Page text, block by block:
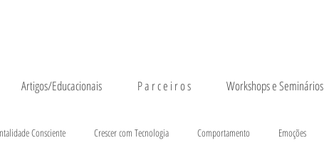
Artigos/Educacionais P a r c e i r o s Workshops e Seminários
Consciente Crescer com Tecnologia Comportamento Emoções